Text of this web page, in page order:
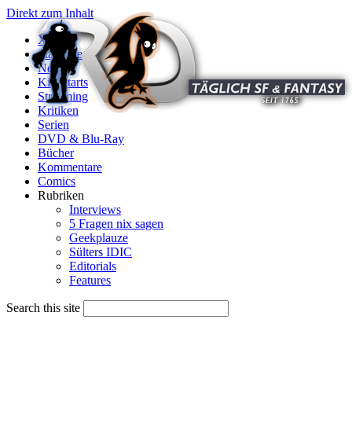
Direkt zum Inhalt
X
Startseite
News
Kinostarts
Streaming
Kritiken
Serien
DVD & Blu-Ray
Bücher
Kommentare
Comics
Rubriken
Interviews
5 Fragen nix sagen
Geekplauze
Sülters IDIC
Editorials
Features
Search this site